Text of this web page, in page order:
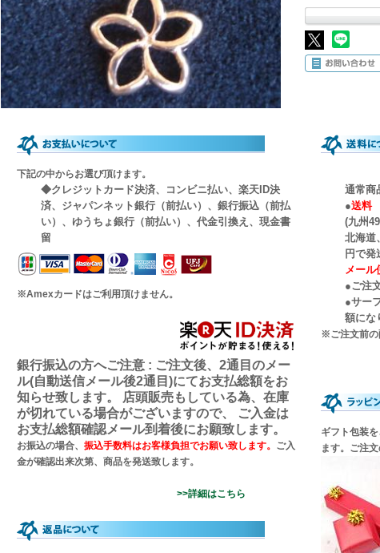
下記の中からお選び頂けます。
◆クレジットカード決済、コンビニ払い、楽天ID決
済、ジャパンネット銀行（前払い）、銀行振込（前払
い）、ゆうちょ銀行（前払い）、代金引換え、現金書
留
※Amexカードはご利用頂けません。
銀行振込の方へご注意 : ご注文後、2通目のメー
ル(自動送信メール後2通目)にてお支払総額をお
知らせ致します。 店頭販売もしている為、在庫
が切れている場合がございますので、 ご入金は
お支払総額確認メール到着後にお願致します。
お振込の場合、 振込手数料はお客様負担でお願い致します。 ご入
金が確認出来次第、商品を発送致します。
>>詳細はこちら
通常商
●送料
(九州
北海道
円で
メー
●ご注
●サー
額にな
※ご注文前の
ギフト包装
ます。ご注